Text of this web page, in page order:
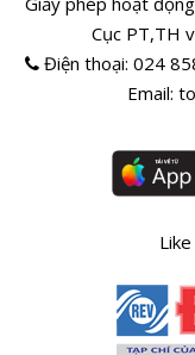
Cục PT,TH
Điện thoại:024
Email: